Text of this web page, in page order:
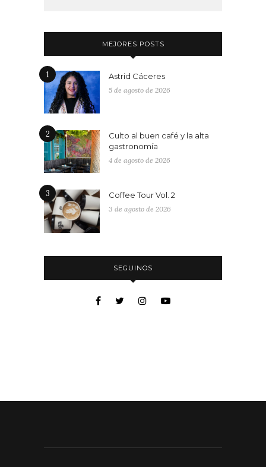
MEJORES POSTS
1 Astrid Cáceres
5 de agosto de 2026
2
Culto al buen café y la alta
gastronomía
4 de agosto de 2026
3 Coffee Tour Vol. 2
3 de agosto de 2026
SEGUINOS